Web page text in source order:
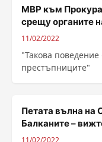
МВР към
срещу органите
11/02/2022
"Такова поведение
престъпниците"
Петата вълна на
Балканите –
11/02/2022